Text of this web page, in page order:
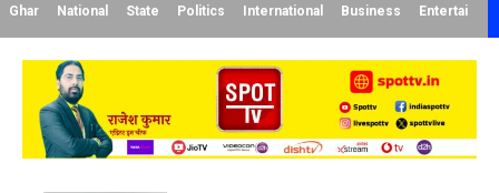
Ghar National State Politics International Business